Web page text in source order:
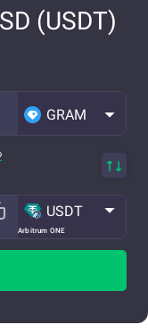
(USDT)
GRAM
Arbitrum ONE
USDT